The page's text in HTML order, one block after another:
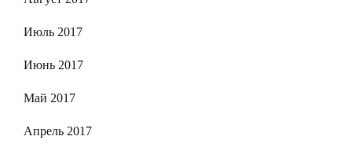
Июль 2017
Июнь 2017
Май 2017
Апрель 2017